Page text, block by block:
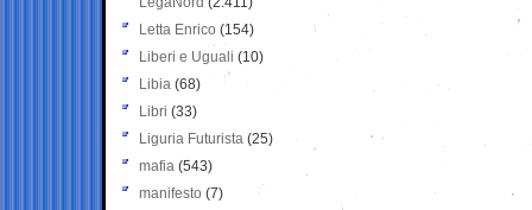
Letta Enrico (154)
Liberi e Uguali (10)
Libia (68)
Libri (33)
Liguria Futurista (25)
mafia (543)
manifesto (7)